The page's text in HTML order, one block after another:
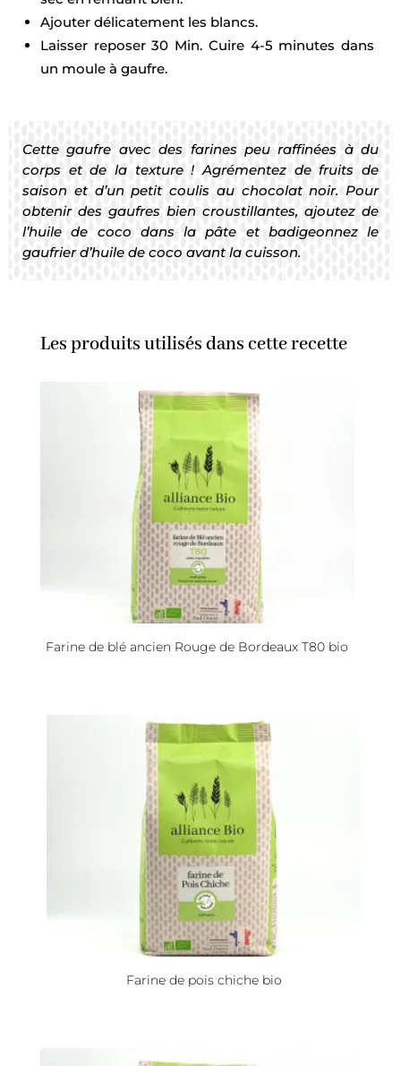
Ajouter délicatement les blancs.
Laisser reposer 30 Min. Cuire 4-5 minutes dans
un moule à gaufre.
Cette gaufre avec des farines peu raffinées à du
corps et de la texture ! Agrémentez de fruits de
saison et d’un petit coulis au chocolat noir. Pour
obtenir des gaufres bien croustillantes, ajoutez de
l’huile de coco dans la pâte et badigeonnez le
gaufrier d’huile de coco avant la cuisson.
Les produits utilisés dans cette recette
Farine de blé ancien Rouge de Bordeaux T80 bio
Farine de pois chiche bio